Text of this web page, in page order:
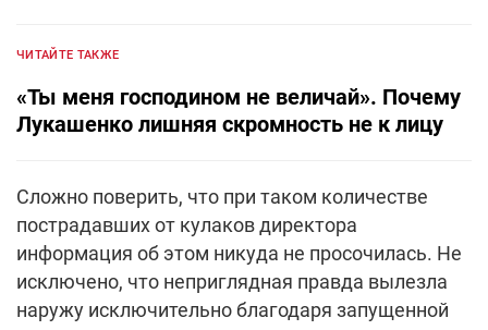
ЧИТАЙТЕ ТАКЖЕ
«Ты меня господином не величай». Почему
Лукашенко лишняя скромность не к лицу
Сложно поверить, что при таком количестве
пострадавших от кулаков директора
информация об этом никуда не просочилась. Не
исключено, что неприглядная правда вылезла
наружу исключительно благодаря запущенной